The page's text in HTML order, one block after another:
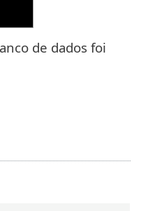
de dados foi